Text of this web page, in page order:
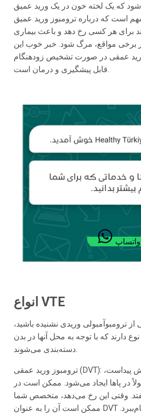
که یک لخته خون در یک ورید عمیق
است که درباره ترومبوز ورید عمیق
برای هر کسی رخ دهد و باعث بیماری
برخی مواقع، مرگ شود. خبر خوب این
عمقی در صورت تشخیص زودهنگام
قابل پیشگیری و درمان است.
انواع VTE
ترومبوآمبولی وریدی نشنیده باشید،
دارند که با توجه به محل آنها در بدن
دسته‌بندی می‌شوند.
ترومبوز ورید عمقی (DVT): همان‌طور که از نامش پیداست،
در پاها ایجاد می‌شود. ممکن است در
بیفتد. وقتی این رخ می‌دهد، متخصص شما
ممکن است آن را به عنوان DVT ناحیه بالایی بدن نام‌ببرد.